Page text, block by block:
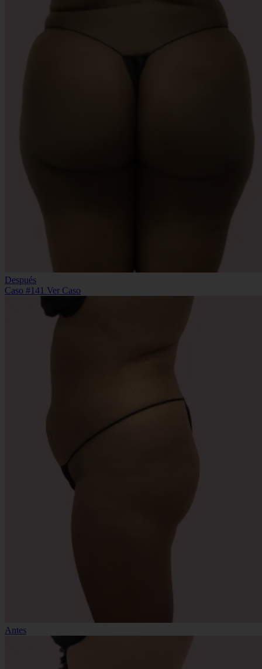
Después
Caso #141 Ver Caso
Antes